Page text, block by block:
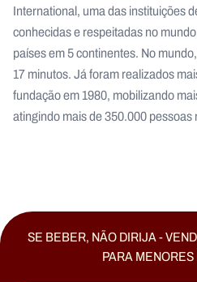
International, uma das instituições
conhecidas e respeitadas no
países em 5 continentes. No
17 minutos. Já foram realizados
fundação em 1980, mobilizando
atingindo mais de 350.000 pessoas
SE BEBER, NÃO DIRIJA -
PARA